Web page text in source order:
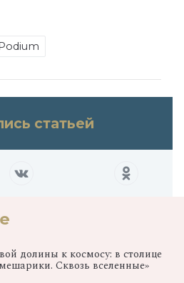
Podium
статьей
долины к космосу: в столице
Сквозь вселенные»